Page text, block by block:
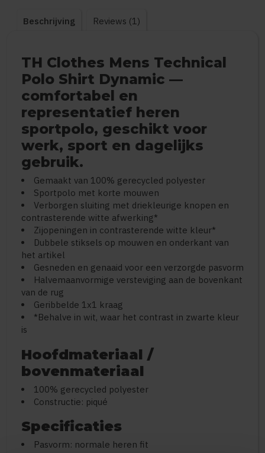
Beschrijving Reviews (1)
TH Clothes Mens Technical
Polo Shirt Dynamic —
comfortabel en
representatief heren
sportpolo, geschikt voor
werk, sport en dagelijks
gebruik.
Gemaakt van 100% gerecycled polyester
Sportpolo met korte mouwen
Verborgen sluiting met driekleurige knopen en
contrasterende witte afwerking*
Zijopeningen in contrasterende witte kleur*
Dubbele stiksels op mouwen en onderkant van
het artikel
Gesneden en genaaid voor een verzorgde pasvorm
Halvemaanvormige versteviging aan de bovenkant
van de rug
Geribbelde 1x1 kraag
*Behalve in wit, waar het contrast in zwarte kleur
is
Hoofdmateriaal /
bovenmateriaal
100% gerecycled polyester
Constructie: piqué
Specificaties
Pasvorm: normale heren fit